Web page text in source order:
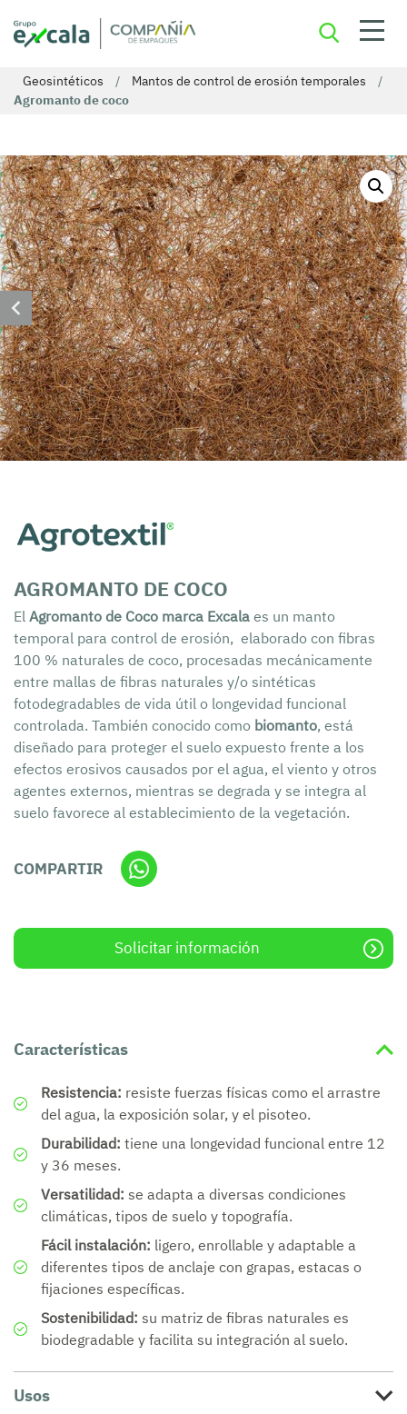
Geosintéticos / Mantos de control de erosión temporales
/
Agromanto de coco
AGROMANTO DE COCO
El Agromanto de Coco marca Excala es un manto
temporal para control de erosión, elaborado con fibras
100 % naturales de coco, procesadas mecánicamente
entre mallas de fibras naturales y/o sintéticas
fotodegradables de vida útil o longevidad funcional
controlada. También conocido como biomanto, está
diseñado para proteger el suelo expuesto frente a los
efectos erosivos causados por el agua, el viento y otros
agentes externos, mientras se degrada y se integra al
suelo favorece al establecimiento de la vegetación.
COMPARTIR
Solicitar información
Características
Resistencia: resiste fuerzas físicas como el arrastre
del agua, la exposición solar, y el pisoteo.
Durabilidad: tiene una longevidad funcional entre 12
y 36 meses.
Versatilidad: se adapta a diversas condiciones
climáticas, tipos de suelo y topografía.
Fácil instalación: ligero, enrollable y adaptable a
diferentes tipos de anclaje con grapas, estacas o
fijaciones específicas.
Sostenibilidad: su matriz de fibras naturales es
biodegradable y facilita su integración al suelo.
Usos